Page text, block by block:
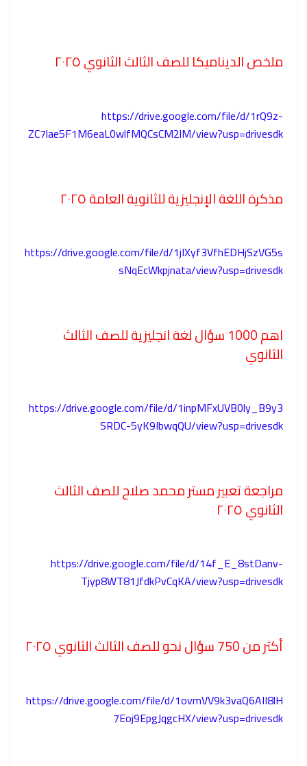
ملخص الديناميكا للصف الثالث الثانوي ٢٠٢٥
https://drive.google.com/file/d/1rQ9z-
ZC7lae5F1M6eaL0wlfMQCsCM2lM/view?usp=drivesdk
مذكرة اللغة الإنجليزية للثانوية العامة ٢٠٢٥
https://drive.google.com/file/d/1jIXyf3VfhEDHjSzVG5s
sNqEcWkpjnata/view?usp=drivesdk
اهم 1000 سؤال لغة انجليزية للصف الثالث
الثانوي
https://drive.google.com/file/d/1inpMFxUVB0ly_B9y3
SRDC-5yK9IbwqQU/view?usp=drivesdk
مراجعة تعبير مستر محمد صلاح للصف الثالث
الثانوي ٢٠٢٥
https://drive.google.com/file/d/14f_E_8stDanv-
Tjyp8WT81JfdkPvCqKA/view?usp=drivesdk
أكثر من 750 سؤال نحو للصف الثالث الثانوي ٢٠٢٥
https://drive.google.com/file/d/1ovmVV9k3vaQ6AII8lH
7Eoj9EpgJqgcHX/view?usp=drivesdk